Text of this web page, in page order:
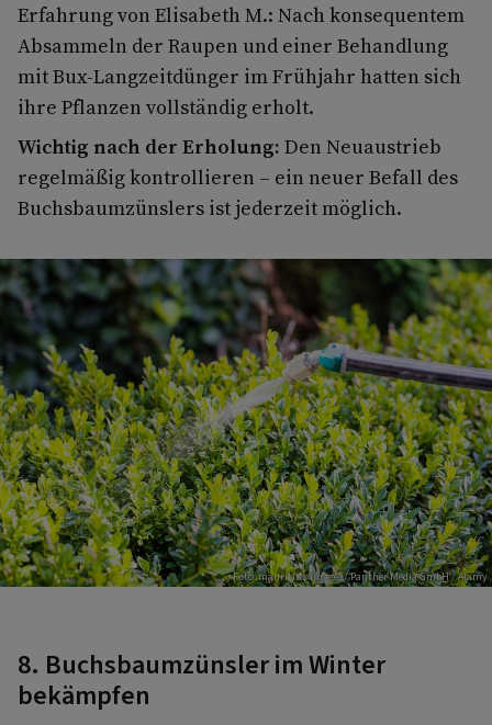
Erfahrung von Elisabeth M.: Nach konsequentem
Absammeln der Raupen und einer Behandlung
mit Bux-Langzeitdünger im Frühjahr hatten sich
ihre Pflanzen vollständig erholt.
Wichtig nach der Erholung: Den Neuaustrieb
regelmäßig kontrollieren – ein neuer Befall des
Buchsbaumzünslers ist jederzeit möglich.
Foto: mauritius images/ Panther Media GmbH / Alamy
8. Buchsbaumzünsler im Winter
bekämpfen